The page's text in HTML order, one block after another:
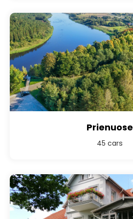
Prienuose
45 cars